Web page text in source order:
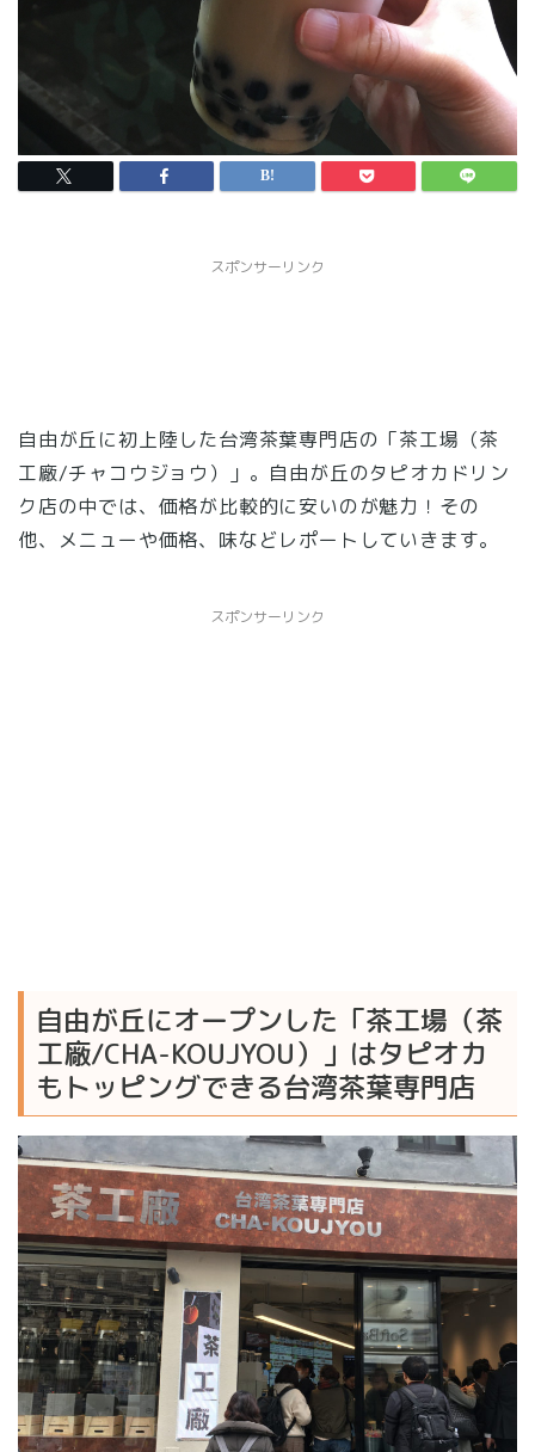
スポンサーリンク
自由が丘に初上陸した台湾茶葉専門店の「茶工場（茶
工廠/チャコウジョウ）」。自由が丘のタピオカドリン
ク店の中では、価格が比較的に安いのが魅力！その
他、メニューや価格、味などレポートしていきます。
スポンサーリンク
自由が丘にオープンした「茶工場（茶
工廠/CHA-KOUJYOU）」はタピオカ
もトッピングできる台湾茶葉専門店